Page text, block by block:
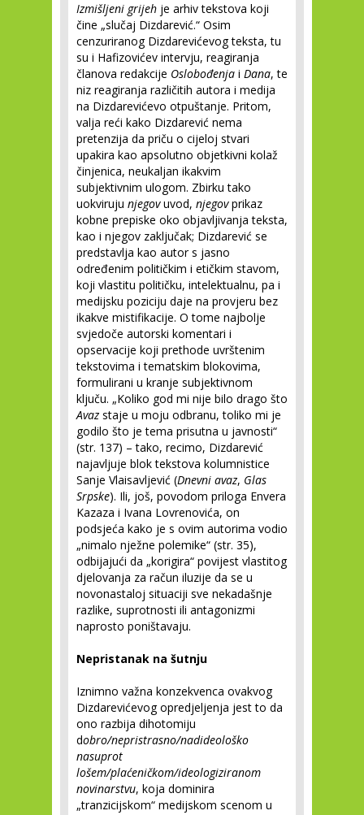
Izmišljeni grijeh je arhiv tekstova koji
čine „slučaj Dizdarević.“ Osim
cenzuriranog Dizdarevićevog teksta, tu
su i Hafizovićev intervju, reagiranja
članova redakcije Oslobođenja i Dana, te
niz reagiranja različitih autora i medija
na Dizdarevićevo otpuštanje. Pritom,
valja reći kako Dizdarević nema
pretenzija da priču o cijeloj stvari
upakira kao apsolutno objetkivni kolaž
činjenica, neukaljan ikakvim
subjektivnim ulogom. Zbirku tako
uokviruju njegovuvod, njegovprikaz
kobne prepiske oko objavljivanja teksta,
kao i njegov zaključak; Dizdarević se
predstavlja kao autor s jasno
određenim političkim i etičkim stavom,
koji vlastitu političku, intelektualnu, pa i
medijsku poziciju daje na provjeru bez
ikakve mistifikacije. O tome najbolje
svjedoče autorski komentari i
opservacije koji prethode uvrštenim
tekstovima i tematskim blokovima,
formulirani u kranje subjektivnom
ključu. „Koliko god mi nije bilo drago što
Avaz staje u moju odbranu, toliko mi je
godilo što je tema prisutna u javnosti“
(str. 137) – tako, recimo, Dizdarević
najavljuje blok tekstova kolumnistice
Sanje Vlaisavljević (Dnevni avaz, Glas
Srpske). Ili, još, povodom priloga Envera
Kazaza i Ivana Lovrenovića, on
podsjeća kako je s ovim autorima vodio
„nimalo nježne polemike“ (str. 35),
odbijajući da „korigira“ povijest vlastitog
djelovanja za račun iluzije da se u
novonastaloj situaciji sve nekadašnje
razlike, suprotnosti ili antagonizmi
naprosto poništavaju.
Nepristanak na šutnju
Iznimno važna konzekvenca ovakvog
Dizdarevićevog opredjeljenja jest to da
ono razbija dihotomiju
dobro/nepristrasno/nadideološko
nasuprot
lošem/plaćeničkom/ideologiziranom
novinarstvu, koja dominira
„tranzicijskom“ medijskom scenom u